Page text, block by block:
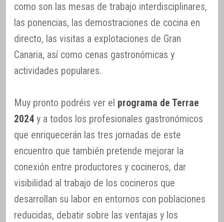
como son las mesas de trabajo interdisciplinares,
las ponencias, las demostraciones de cocina en
directo, las visitas a explotaciones de Gran
Canaria, así como cenas gastronómicas y
actividades populares.
Muy pronto podréis ver el programa de Terrae
2024 y a todos los profesionales gastronómicos
que enriquecerán las tres jornadas de este
encuentro que también pretende mejorar la
conexión entre productores y cocineros, dar
visibilidad al trabajo de los cocineros que
desarrollan su labor en entornos con poblaciones
reducidas, debatir sobre las ventajas y los